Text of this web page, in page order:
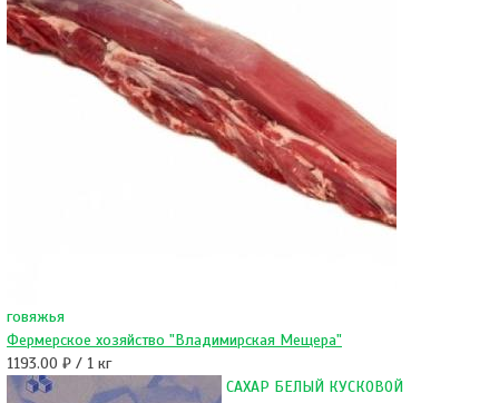
говяжья
Фермерское хозяйство "Владимирская Мещера"
1193.00 ₽ / 1 кг
САХАР БЕЛЫЙ КУСКОВОЙ